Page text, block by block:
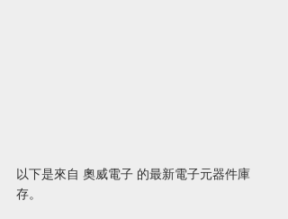
以下是來自 奧威電子 的最新電子元器件庫
存。